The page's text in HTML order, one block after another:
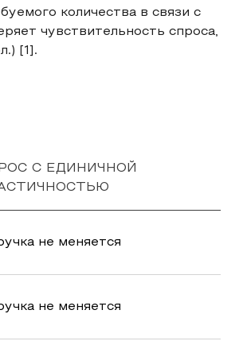
количества в связи с
чувствительность спроса,
[1].
С ЕДИНИЧНОЙ
не меняется
не меняется